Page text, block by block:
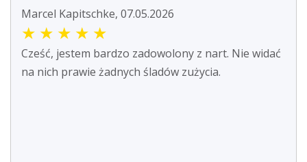
Marcel Kapitschke, 07.05.2026
★ ★ ★ ★ ★
Cześć, jestem bardzo zadowolony z nart. Nie widać
na nich prawie żadnych śladów zużycia.